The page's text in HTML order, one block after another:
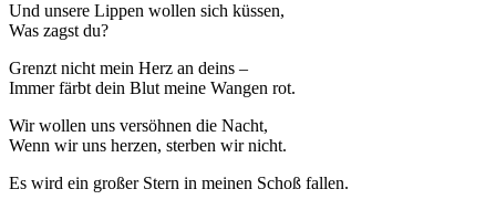
Und unsere Lippen wollen sich küssen,
Was zagst du?
Grenzt nicht mein Herz an deins –
Immer färbt dein Blut meine Wangen rot.
Wir wollen uns versöhnen die Nacht,
Wenn wir uns herzen, sterben wir nicht.
Es wird ein großer Stern in meinen Schoß fallen.